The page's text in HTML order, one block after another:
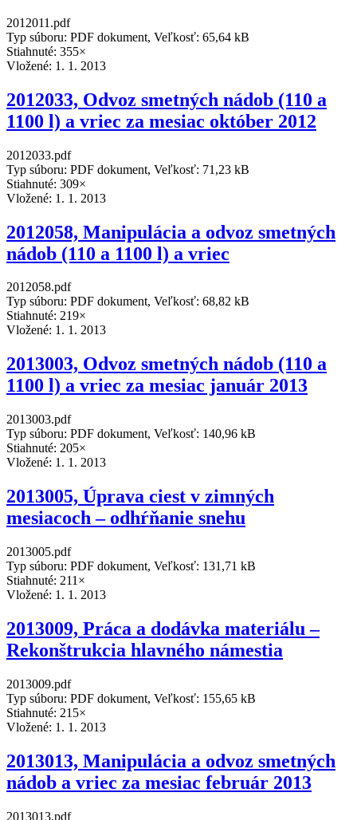
2012011.pdf
Typ súboru: PDF dokument, Veľkosť: 65,64 kB
Stiahnuté: 355×
Vložené: 1. 1. 2013
2012033, Odvoz smetných nádob (110 a
1100 l) a vriec za mesiac október 2012
2012033.pdf
Typ súboru: PDF dokument, Veľkosť: 71,23 kB
Stiahnuté: 309×
Vložené: 1. 1. 2013
2012058, Manipulácia a odvoz smetných
nádob (110 a 1100 l) a vriec
2012058.pdf
Typ súboru: PDF dokument, Veľkosť: 68,82 kB
Stiahnuté: 219×
Vložené: 1. 1. 2013
2013003, Odvoz smetných nádob (110 a
1100 l) a vriec za mesiac január 2013
2013003.pdf
Typ súboru: PDF dokument, Veľkosť: 140,96 kB
Stiahnuté: 205×
Vložené: 1. 1. 2013
2013005, Úprava ciest v zimných
mesiacoch – odhŕňanie snehu
2013005.pdf
Typ súboru: PDF dokument, Veľkosť: 131,71 kB
Stiahnuté: 211×
Vložené: 1. 1. 2013
2013009, Práca a dodávka materiálu –
Rekonštrukcia hlavného námestia
2013009.pdf
Typ súboru: PDF dokument, Veľkosť: 155,65 kB
Stiahnuté: 215×
Vložené: 1. 1. 2013
2013013, Manipulácia a odvoz smetných
nádob a vriec za mesiac február 2013
2013013.pdf